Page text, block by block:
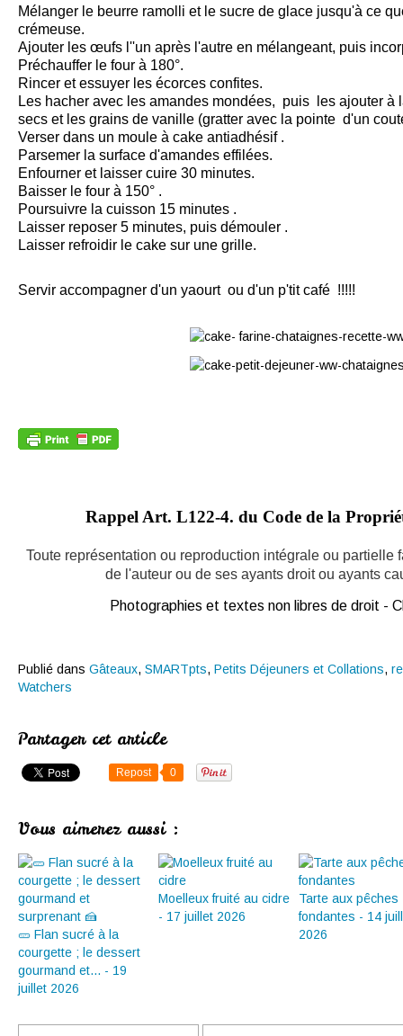
Mélanger le beurre ramolli et le sucre de glace jusqu'à ce
crémeuse.
Ajouter les œufs l''un après l'autre en mélangeant, puis
Préchauffer le four à 180°.
Rincer et essuyer les écorces confites.
Les hacher avec les amandes mondées, puis les ajouter à
secs et les grains de vanille (gratter avec la pointe d'un
Verser dans un moule à cake antiadhésif .
Parsemer la surface d'amandes effilées.
Enfourner et laisser cuire 30 minutes.
Baisser le four à 150° .
Poursuivre la cuisson 15 minutes .
Laisser reposer 5 minutes, puis démouler .
Laisser refroidir le cake sur une grille.
Servir accompagner d'un yaourt ou d'un p'tit café !!!!!
Rappel Art. L122-4. du Code de la
Toute représentation ou reproduction intégrale ou partielle
de l'auteur ou de ses ayants droit ou ayants
Photographies et textes non libres de droit -
Publié dans Gâteaux, SMARTpts, Petits Déjeuners et Collations,
Watchers
Partager cet article
Repost 0
Vous aimerez aussi :
🥒 Flan sucré à la
courgette ; le dessert
gourmand et... - 19
juillet 2026
Moelleux fruité au cidre
- 17 juillet 2026
Tarte aux pêches
fondantes - 14
2026